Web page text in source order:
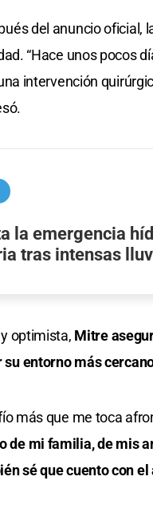
del anuncio oficial,
“Hace unos pocos
intervención
la emergencia
tras intensas
optimista, Mitre
entorno más
más que me toca
de mi familia, de mis
sé que cuento con